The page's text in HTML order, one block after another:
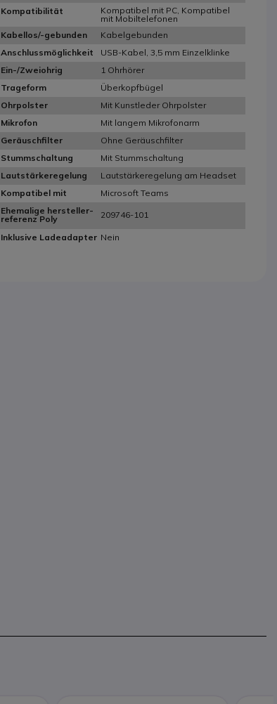
Kompatibilität
Kompatibel mit PC, Kompatibel
mit Mobiltelefonen
Kabellos/-gebunden
Kabelgebunden
Anschlussmöglichkeit
USB-Kabel, 3,5 mm Einzelklinke
Ein-/Zweiohrig
1 Ohrhörer
Trageform
Überkopfbügel
Ohrpolster
Mit Kunstleder Ohrpolster
Mikrofon
Mit langem Mikrofonarm
Geräuschfilter
Ohne Geräuschfilter
Stummschaltung
Mit Stummschaltung
Lautstärkeregelung
Lautstärkeregelung am Headset
Kompatibel mit
Microsoft Teams
Ehemalige hersteller-
referenz Poly
209746-101
Inklusive Ladeadapter Nein